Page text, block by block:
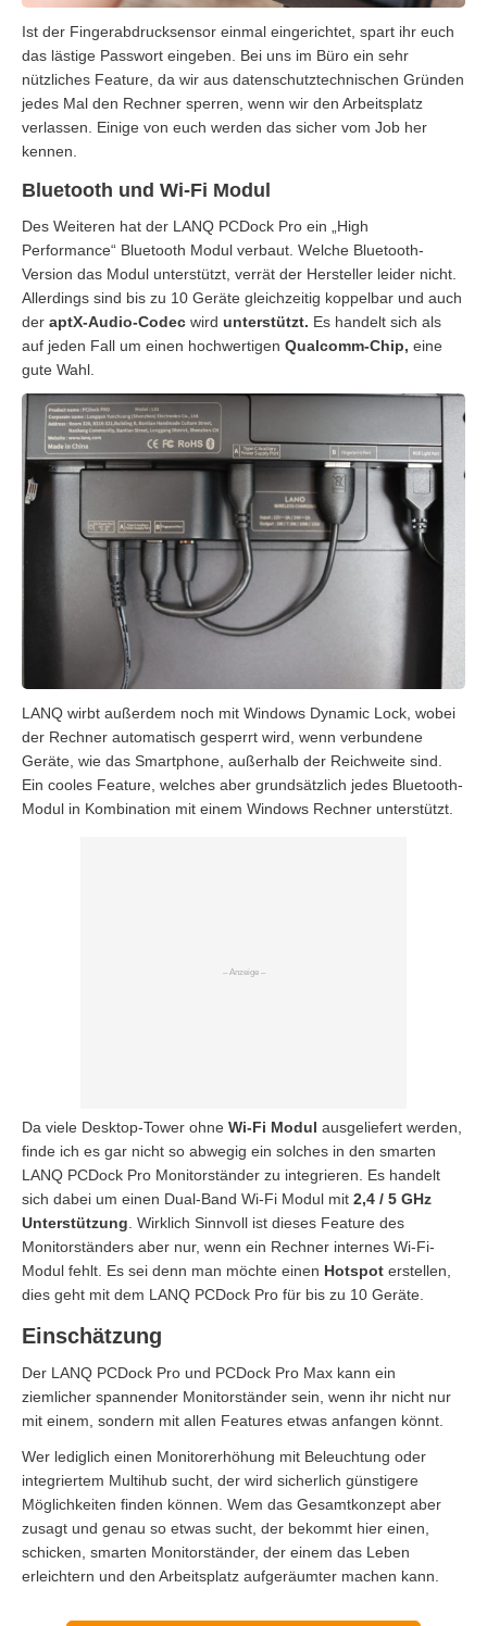
Ist der Fingerabdrucksensor einmal eingerichtet, spart ihr euch
das lästige Passwort eingeben. Bei uns im Büro ein sehr
nützliches Feature, da wir aus datenschutztechnischen Gründen
jedes Mal den Rechner sperren, wenn wir den Arbeitsplatz
verlassen. Einige von euch werden das sicher vom Job her
kennen.
Bluetooth und Wi-Fi Modul
Des Weiteren hat der LANQ PCDock Pro ein „High
Performance“ Bluetooth Modul verbaut. Welche Bluetooth-
Version das Modul unterstützt, verrät der Hersteller leider nicht.
Allerdings sind bis zu 10 Geräte gleichzeitig koppelbar und auch
der aptX-Audio-Codec wird unterstützt. Es handelt sich als
auf jeden Fall um einen hochwertigen Qualcomm-Chip, eine
gute Wahl.
LANQ wirbt außerdem noch mit Windows Dynamic Lock, wobei
der Rechner automatisch gesperrt wird, wenn verbundene
Geräte, wie das Smartphone, außerhalb der Reichweite sind.
Ein cooles Feature, welches aber grundsätzlich jedes Bluetooth-
Modul in Kombination mit einem Windows Rechner unterstützt.
Da viele Desktop-Tower ohne Wi-Fi Modul ausgeliefert werden,
finde ich es gar nicht so abwegig ein solches in den smarten
LANQ PCDock Pro Monitorständer zu integrieren. Es handelt
sich dabei um einen Dual-Band Wi-Fi Modul mit 2,4 / 5 GHz
Unterstützung . Wirklich Sinnvoll ist dieses Feature des
Monitorständers aber nur, wenn ein Rechner internes Wi-Fi-
Modul fehlt. Es sei denn man möchte einen Hotspot erstellen,
dies geht mit dem LANQ PCDock Pro für bis zu 10 Geräte.
Einschätzung
Der LANQ PCDock Pro und PCDock Pro Max kann ein
ziemlicher spannender Monitorständer sein, wenn ihr nicht nur
mit einem, sondern mit allen Features etwas anfangen könnt.
Wer lediglich einen Monitorerhöhung mit Beleuchtung oder
integriertem Multihub sucht, der wird sicherlich günstigere
Möglichkeiten finden können. Wem das Gesamtkonzept aber
zusagt und genau so etwas sucht, der bekommt hier einen,
schicken, smarten Monitorständer, der einem das Leben
erleichtern und den Arbeitsplatz aufgeräumter machen kann.